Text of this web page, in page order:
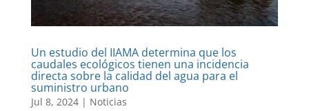
Un estudio del IIAMA determina que los
caudales ecológicos tienen una incidencia
directa sobre la calidad del agua para el
suministro urbano
Jul 8, 2024| Noticias